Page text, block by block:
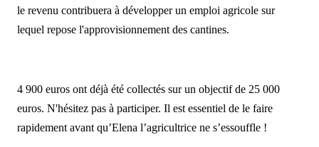
le revenu contribuera à développer un emploi agricole sur
lequel repose l'approvisionnement des cantines.
4 900 euros ont déjà été collectés sur un objectif de 25 000
euros. N'hésitez pas à participer. Il est essentiel de le faire
rapidement avant qu’Elena l’agricultrice ne s’essouffle !